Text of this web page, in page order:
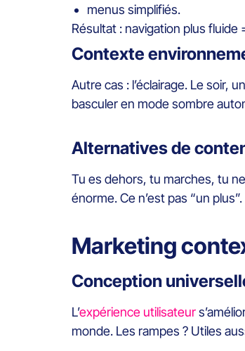
menus simplifiés.
Résultat : navigation plus fluide
Contexte
Autre cas : l’éclairage. Le soir,
basculer en mode sombre
Alternatives de
Tu es dehors, tu marches, tu
énorme. Ce n’est pas “un
Marketing
Conception
L’expérience utilisateur
monde. Les rampes ? Utiles